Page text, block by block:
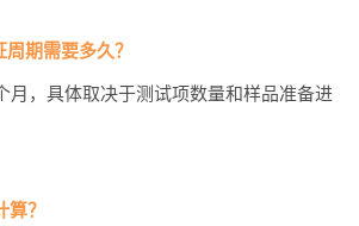
期需要多久？
月，具体取决于测试项数量和样品准备进
？